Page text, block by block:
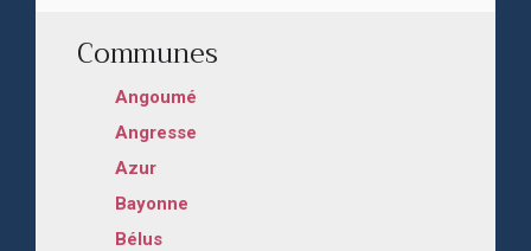
Communes
Angoumé
Angresse
Azur
Bayonne
Bélus